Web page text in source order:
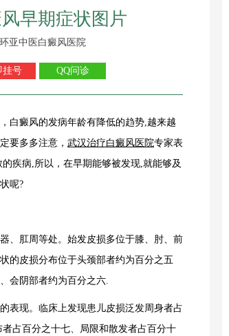
早期症状图片
亚中医白癜风医院
挂号 QQ问诊
白癜风的发病年龄有降低的趋势,越来越
要多多注意， 武汉治疗白癜风医院专家表
疾病,所以，在早期能够被发现,就能够及
呢?
、肛周等处。始发皮损多位于膝、肘、前
的皮损分布位于头颈部者约为百分之五
会阴部者约为百分之六.
表现。临床上发现患儿皮损泛发周身者占
占百分之十七、局限和散发者占百分十